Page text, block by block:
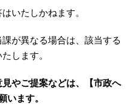
いたしかねます。
が異なる場合は、該当する
します。
やご提案などは、【市政へ
います。